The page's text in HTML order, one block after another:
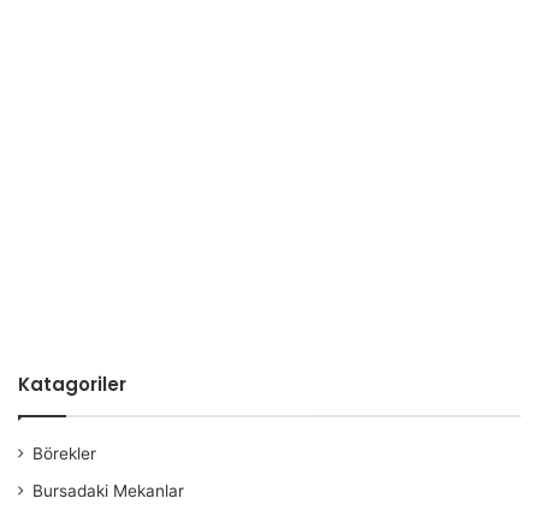
Katagoriler
Börekler
Bursadaki Mekanlar